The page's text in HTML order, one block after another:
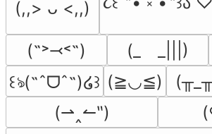
(,,> ᴗ <,,)
(˶˃⤙˂˶) (_　_|||)
꒰ঌ(˶ˆᗜˆ˵)໒꒱ (≧◡≦)
(⇀‸↼‶)